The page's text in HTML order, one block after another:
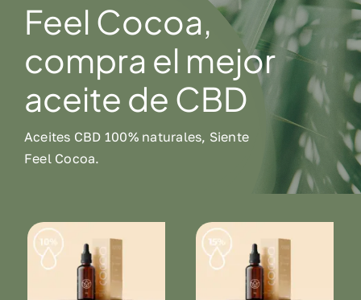
CBD para perros
CBD para gatos
Feel Cocoa,
compra el mejor
aceite de CBD
Aceites CBD 100% naturales, Siente
Feel Cocoa.